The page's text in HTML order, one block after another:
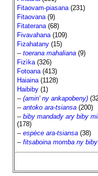
Fitaovam-piasana(231)
Fitaovana(9)
Fitaterana(68)
Fivavahana(109)
Fizahatany(15)
-- toerana mahaliana(9)
Fizìka(326)
Fotoana(413)
Haiaina(1128)
Haibiby(1)
-- (amin' ny ankapobeny)
-- antoko ara-tsiansa(200)
-- biby mandady ary biby
(178)
-- espèce ara-tsiansa(38)
-- fitsaboina momba ny biby